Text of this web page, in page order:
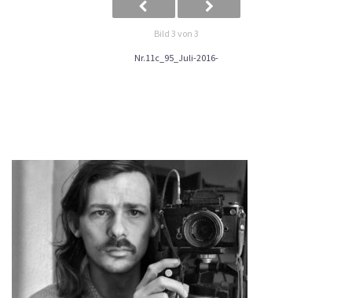
Bild 3 von 3
Nr.11c_95_Juli-2016-